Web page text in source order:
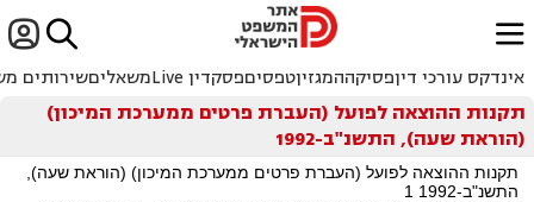

ﱐ
אינדקס עורכי דיןפסיקההמגזיןטפסיםפסקדין Live משאליםשירותים
תקנות ההוצאה לפועל (העברת פרטים ממערכת המיכון)
(הוראת שעה), התשנ"ב-1992
תקנות ההוצאה לפועל (העברת פרטים ממערכת המיכון) (הוראת שעה),
התשנ"ב-1992 1